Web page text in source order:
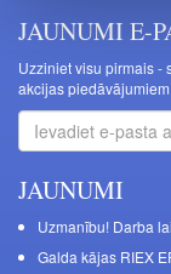
JAUNUMI E-
Uzziniet visu pirmais -
akcijas
JAUNUMI
Uzmanību! Darba
Galda kājas RIEX